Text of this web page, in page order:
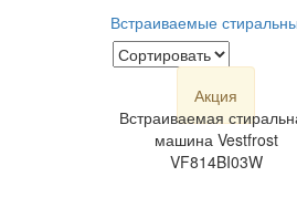
Встраиваемые
Акция
Встраиваемая
машина Vestfrost
VF814BI03W